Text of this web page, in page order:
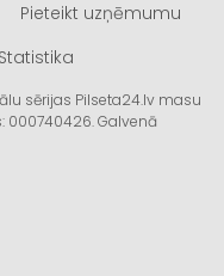
Pieteikt uzņēmumu
Statistika
sērijas Pilseta24.lv masu
000740426. Galvenā